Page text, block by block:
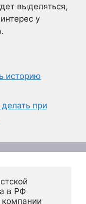
выделяться,
у
историю
при
в РФ